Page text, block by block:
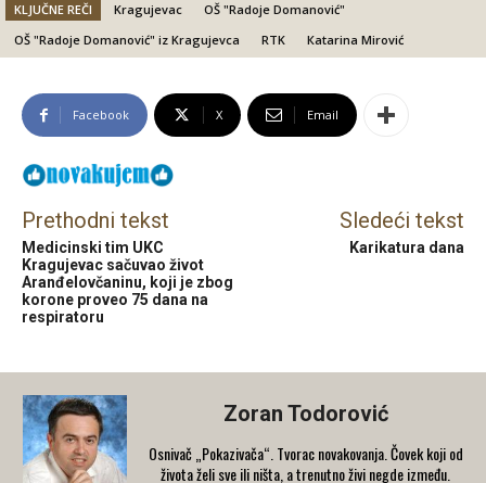
KLJUČNE REČI Kragujevac
OŠ "Radoje Domanović"
OŠ "Radoje Domanović" iz Kragujevca
RTK Кatarinа Mirović
Facebook X Email
Prethodni tekst
Medicinski tim UKC
Kragujevac sačuvao život
Aranđelovčaninu, koji je zbog
korone proveo 75 dana na
respiratoru
Sledeći tekst
Karikatura dana
Zoran Todorović
Osnivač „Pokazivača“. Tvorac novakovanja. Čovek koji od
života želi sve ili ništa, a trenutno živi negde između.